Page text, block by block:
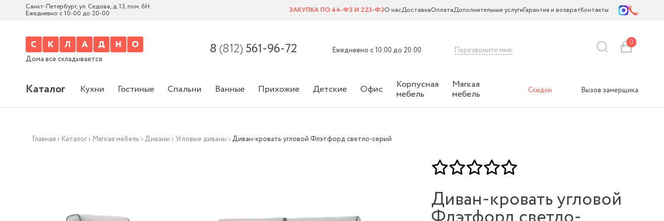
Санкт-Петербург, ул. Седова, д. 13, пом. 6Н
Ежедневно с 10-00 до 20-00 ЗАКУПКА ПО 44-ФЗ И 223-ФЗО насДоставкаОплатаДополнительные услугиГарантия и возвратКонтакты
Дома все складывается
8 (812) 561-96-72 Ежедневно с 10:00 до 20:00 Перезвоните мне
0
Каталог Кухни Гостиные Спальни Ванные Прихожие Детские Офис Корпусная
мебель
Мягкая
мебель Скидки Вызов замерщика
Главная › Каталог › Мягкая мебель › Диваны ›Угловые диваны ›Диван-кровать угловой Флэтфорд светло-серый
Диван-кровать угловой